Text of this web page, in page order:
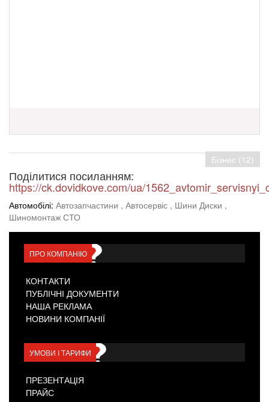
Бізнес (12)
Поділитися посиланням:
https://ck.dovidkove.com/ua/
Автомобілі: Автозапчастини , Автосервіс , Шини Диски ,
Шиномонтаж СТО
ПРО КОМПАНІЮ
КОНТАКТИ
ПУБЛІЧНІ ДОКУМЕНТИ
НАША РЕКЛАМА
НОВИНИ КОМПАНІЇ
УМОВИ І ТАРИФИ
ПРЕЗЕНТАЦІЯ
ПРАЙС